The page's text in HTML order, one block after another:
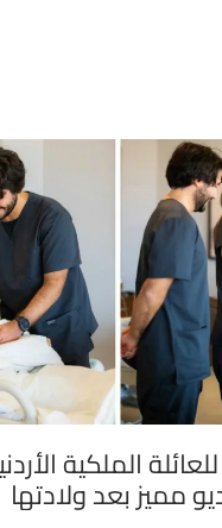
الملكية
مميز بعد ولادتها